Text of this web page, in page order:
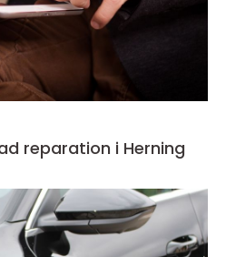
reparation i Herning